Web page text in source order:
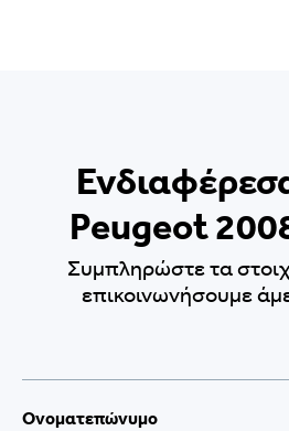
Peugeot
Συμπληρώστε τα
επικοινωνήσουμε
Ονοματεπώνυμο